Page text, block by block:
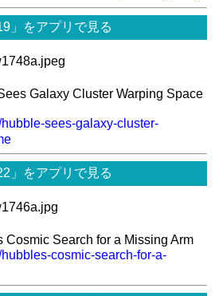
」をアプリで見る
Galaxy Cluster Warping Space
hubble-sees-galaxy-cluster-
」をアプリで見る
Cosmic Search for a Missing Arm
hubbles-cosmic-search-for-a-